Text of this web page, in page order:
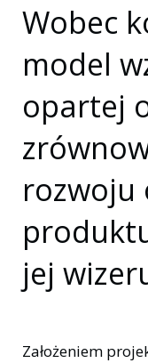
Wobec
model
opartej
rozwoju
jej
Założeniem